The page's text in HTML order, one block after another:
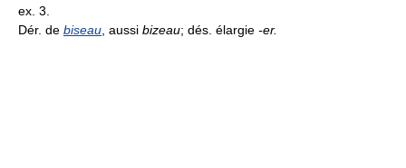
ex. 3.
Dér. de biseau , aussi bizeau; dés. élargie -er.